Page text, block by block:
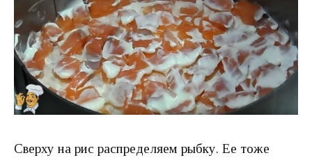
Сверху на рис распределяем рыбку. Ее тоже